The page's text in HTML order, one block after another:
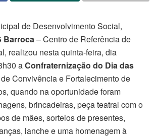
de Desenvolvimento Social,
Barroca – Centro de Referência de
realizou nesta quinta-feira, dia
aConfraternização do Dia das
Convivência e Fortalecimento de
quando na oportunidade foram
brincadeiras, peça teatral com o
de mães, sorteios de presentes,
lanche e uma homenagem à